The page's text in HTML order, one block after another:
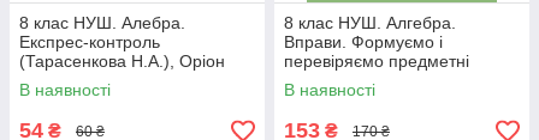
8 клас НУШ. Алебра.
Експрес-контроль
(Тарасенкова Н.А.), Оріон
В наявності
54 ₴ 60 ₴
8 клас НУШ. Алгебра.
Вправи. Формуємо і
перевіряємо предметні
компетентності. (Істер О. С.)
Генеза,
В наявності
153 ₴ 170 ₴